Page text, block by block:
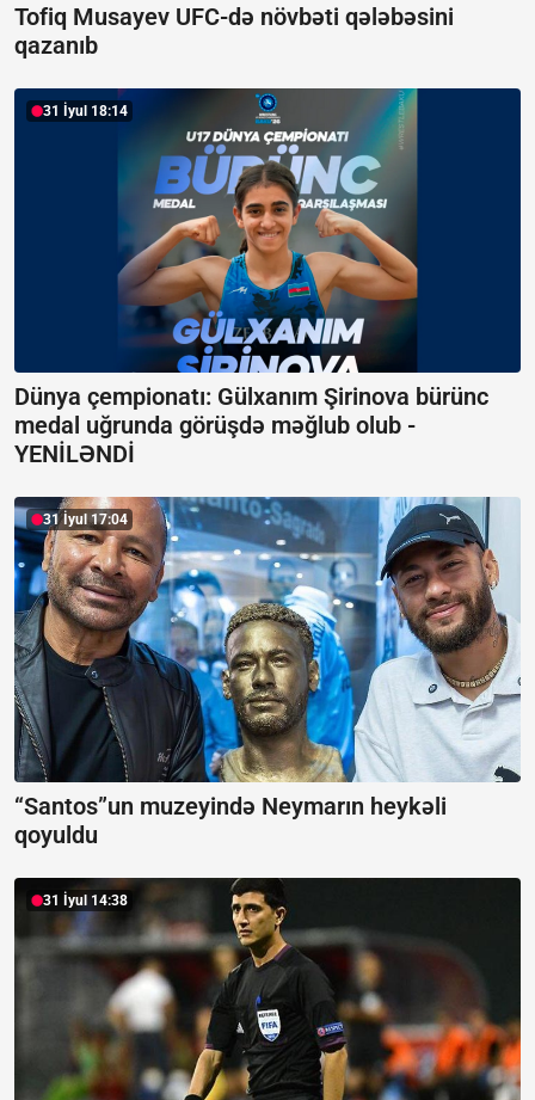
Tofiq Musayev UFC-də növbəti qələbəsini
qazanıb
31 İyul 18:14
Dünya çempionatı: Gülxanım Şirinova bürünc
medal uğrunda görüşdə məğlub olub -
YENİLƏNDİ
31 İyul 17:04
“Santos”un muzeyində Neymarın heykəli
qoyuldu
31 İyul 14:38